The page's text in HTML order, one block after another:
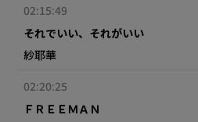
02:15:49
それでいい、それがいい
紗耶華
02:20:25
ＦＲＥＥＭＡＮ